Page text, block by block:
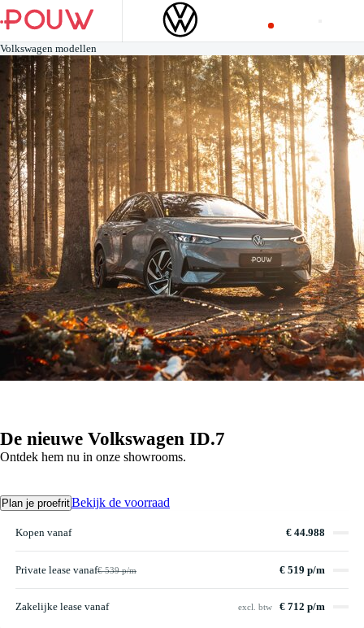
Volkswagen modellen
De nieuwe Volkswagen ID.7
Ontdek hem nu in onze showrooms.
Plan je proefritBekijk de voorraad
Kopen vanaf € 44.988
Private lease vanaf€ 539 p/m € 519 p/m
Zakelijke lease vanaf excl. btw € 712 p/m